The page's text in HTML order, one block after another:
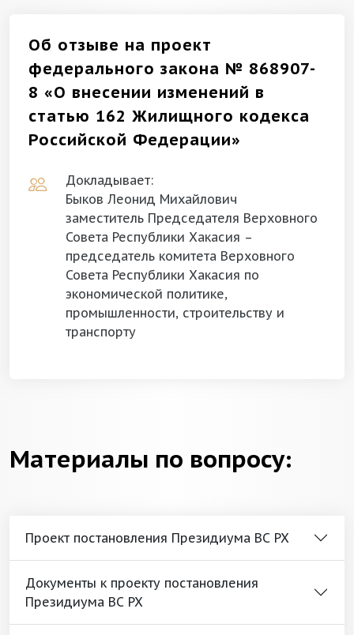
Об отзыве на проект
федерального закона № 868907-
8 «О внесении изменений в
статью 162 Жилищного кодекса
Российской Федерации»
Докладывает:
Быков Леонид Михайлович
заместитель Председателя Верховного
Совета Республики Хакасия –
председатель комитета Верховного
Совета Республики Хакасия по
экономической политике,
промышленности, строительству и
транспорту
Материалы по вопросу:
Проект постановления Президиума ВС РХ
Документы к проекту постановления
Президиума ВС РХ